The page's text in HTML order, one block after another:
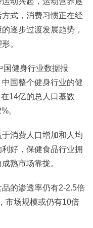
式，消费习惯正在经
逐步过渡发展趋势，
。
国健身行业数据报
国整个健身行业的健
14亿的总人口基数
。
消费人口增加和人均
好，保健食品行业拥
熟市场靠拢。
的渗透率仍有2-2.5倍
市场规模或仍有10倍